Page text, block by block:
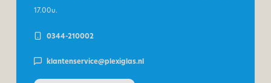
17.00u.
0344-210002
klantenservice@plexiglas.nl